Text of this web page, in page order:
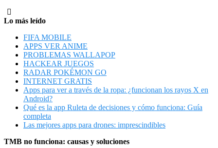
Lo más leído
FIFA MOBILE
APPS VER ANIME
PROBLEMAS WALLAPOP
HACKEAR JUEGOS
RADAR POKÉMON GO
INTERNET GRATIS
Apps para ver a través de la ropa: ¿funcionan los rayos X en
Android?
Qué es la app Ruleta de decisiones y cómo funciona: Guía
completa
Las mejores apps para drones: imprescindibles
TMB no funciona: causas y soluciones